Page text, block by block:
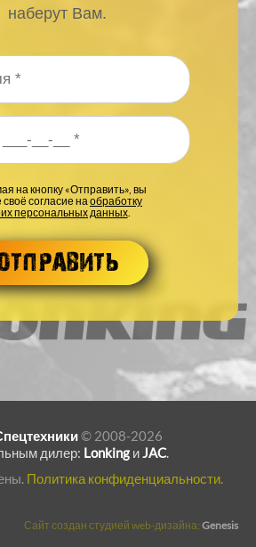
наберут Вам.
*
на кнопку «Отправить», вы
своё согласие наобработку
персональных данных.
© 2008-2026
дилер: LonkingиJAC.
Политика конфиденциальности.
Сайт создан студией web-дизайна: Genesis